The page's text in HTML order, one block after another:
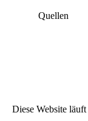
Quellen
Diese Website